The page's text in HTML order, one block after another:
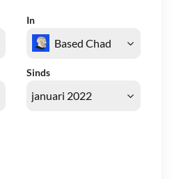
In
Sinds